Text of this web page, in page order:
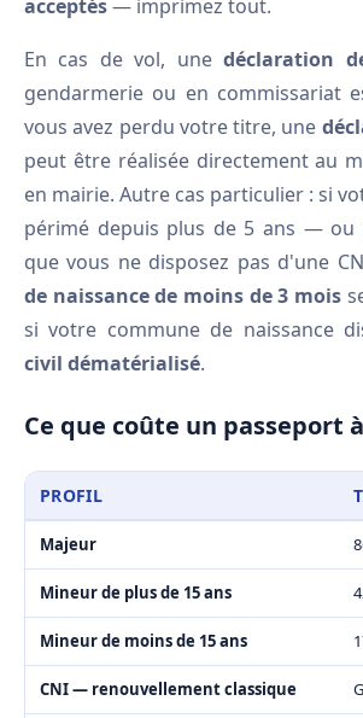
acceptés— imprimez tout.
En cas de vol, unedéclaration
gendarmerie ou en commissariat
vous avez perdu votre titre, une
peut être réalisée directement au
en mairie. Autre cas particulier : si
périmé depuis plus de 5 ans —
que vous ne disposez pas d'une
de naissance de moins de 3 mois
si votre commune de naissance
civil dématérialisé.
Ce que coûte un passeport
PROFIL
Majeur
Mineur de plus de 15 ans
Mineur de moins de 15 ans
CNI — renouvellement classique